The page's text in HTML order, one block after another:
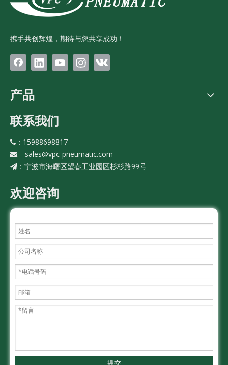
携手共创辉煌，期待与您共享成功！
产品
联系我们
 ：15988698817
: sales@vpc-pneumatic.com
： 宁波市海曙区望春工业园区杉杉路99号
欢迎咨询